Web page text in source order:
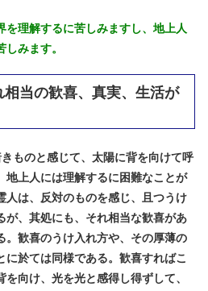
を理解するに苦しみますし、地上人
みます。
当の歓喜、真実、生活が
ものと感じて、太陽に背を向けて呼
地上人には理解するに困難なことが
人は、反対のものを感じ、且つうけ
が、其処にも、それ相当な歓喜があ
。歓喜のうけ入れ方や、その厚薄の
於ては同様である。歓喜すればこ
向け、光を光と感得し得ずして、